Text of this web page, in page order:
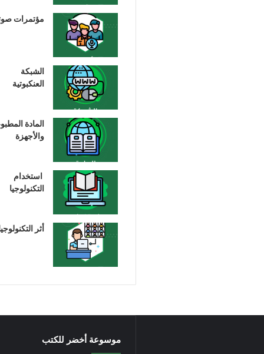
مؤتمرات
الشبكة
العنكبوتية
المادة
والأجهزة
استخدام
التكنولوجيا
أثر
موسوعة أخضر للكتب